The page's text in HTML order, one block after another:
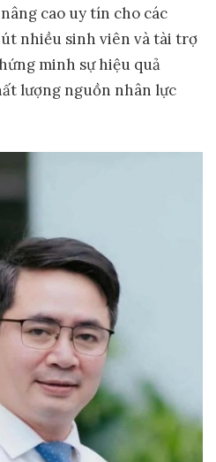
cao uy tín cho các
nhiều sinh viên và tài trợ
minh sự hiệu quả
lượng nguồn nhân lực